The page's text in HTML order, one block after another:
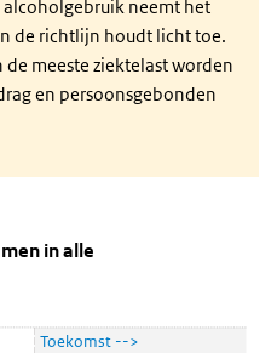
neemt het
de richtlijn houdt licht toe.
meeste ziektelast worden
en persoonsgebonden
in alle leeftijdsgroepen
Toekomst -->
in alle